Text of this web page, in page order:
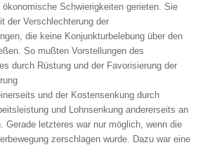
ökonomische Schwierigkeiten gerieten. Sie
der Verschlechterung der
die keine Konjunkturbelebung über den
So mußten Vorstellungen des
durch Rüstung und der Favorisierung der
und der Kostensenkung durch
und Lohnsenkung andererseits an
Gerade letzteres war nur möglich, wenn die
zerschlagen wurde. Dazu war eine